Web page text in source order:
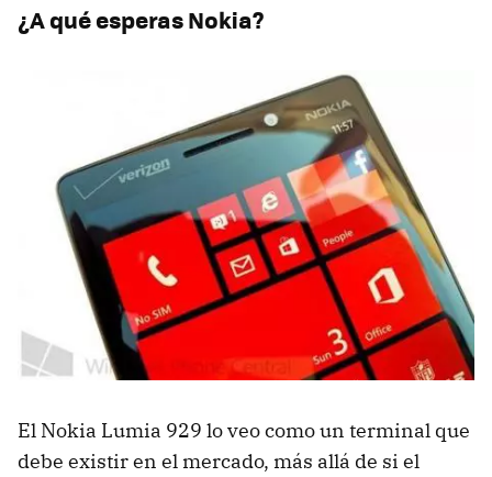
¿A qué esperas Nokia?
El Nokia Lumia 929 lo veo como un terminal que
debe existir en el mercado, más allá de si el